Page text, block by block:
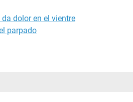
dolor en el vientre
parpado